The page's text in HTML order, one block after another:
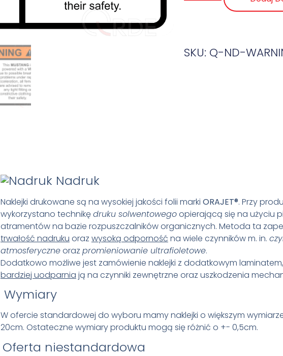
SKU: Q-ND-
Nadruk
Naklejki drukowane są na wysokiej jakości folii marki ORAJET®. Przy
wykorzystano technikędruku solwentowegoopierającą się na użyciu
atramentów na bazie rozpuszczalników organicznych. Metoda ta
trwałość nadruku oraz wysoką odporność na wiele czynników m. in.
atmosferyczneoraz promieniowanie ultrafioletowe.
Dodatkowo możliwe jest zamówienie naklejki z dodatkowym
bardziej uodparnia ją na czynniki zewnętrzne oraz uszkodzenia
Wymiary
W ofercie standardowej do wyboru mamy naklejki o większym wymiarze
20cm. Ostateczne wymiary produktu mogą się różnić o +- 0,5cm.
Oferta niestandardowa